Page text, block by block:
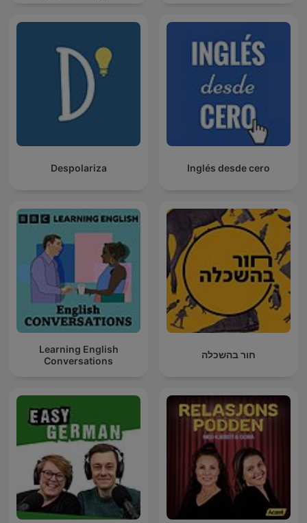
Despolariza Inglés desde cero
Learning English
Conversations
חור בהשכלה